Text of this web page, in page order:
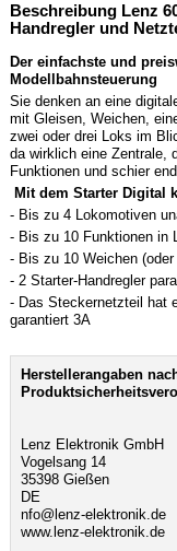
Beschreibung Lenz
Handregler und
Der einfachste und
Modellbahnsteuerung
Sie denken an eine
mit Gleisen, Weichen,
zwei oder drei Loks im
da wirklich eine Zentrale,
Funktionen und schier
Mit dem Starter Digital
- Bis zu 4 Lokomotiven
- Bis zu 10 Funktionen in
- Bis zu 10 Weichen
- 2 Starter-Handregler
- Das Steckernetzteil hat
garantiert 3A
Herstellerangaben
Lenz Elektronik GmbH
Vogelsang 14
35398 Gießen
DE
nfo@lenz-elektronik.de
www.lenz-elektronik.de